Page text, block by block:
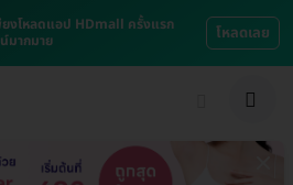
งโหลดแอป HDmall ครั้งแรก
มากมาย
โหลดเลย